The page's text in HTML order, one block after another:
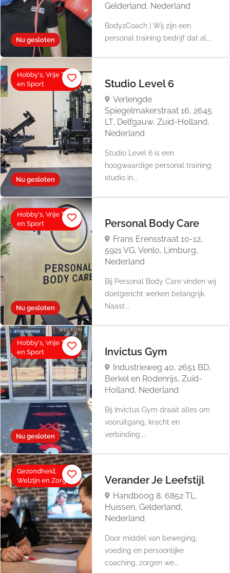
Nu gesloten
Gelderland, Nederland
Body2Coach | Wij zijn een
personal training bedrijf dat al...
Nu gesloten
Hobby's, Vrije Tijd
en Sport
Studio Level 6
Verlengde
Spiegelmakerstraat 16, 2645
LT, Delfgauw, Zuid-Holland,
Nederland
Studio Level 6 is een
hoogwaardige personal training
studio in...
Nu gesloten
Hobby's, Vrije Tijd
en Sport
Personal Body Care
Frans Erensstraat 10-12,
5921 VG, Venlo, Limburg,
Nederland
Bij Personal Body Care vinden wij
doelgericht werken belangrijk.
Naast...
Nu gesloten
Hobby's, Vrije Tijd
en Sport
Invictus Gym
Industrieweg 40, 2651 BD,
Berkel en Rodenrijs, Zuid-
Holland, Nederland
Bij Invictus Gym draait alles om
vooruitgang, kracht en
verbinding....
Gezondheid,
Welzijn en Zorg
Verander Je Leefstijl
Handboog 8, 6852 TL,
Huissen, Gelderland,
Nederland
Door middel van beweging,
voeding en persoonlijke
coaching, zorgen we...